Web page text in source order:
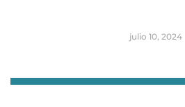
julio 10, 2024